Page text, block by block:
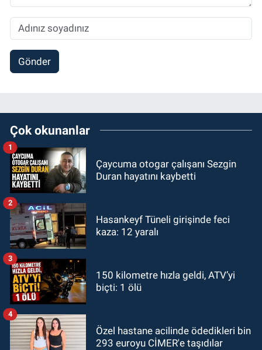
Gönder
Çok okunanlar
Çaycuma otogar çalışanı Sezgin
Duran hayatını kaybetti
1
Hasankeyf Tüneli girişinde feci
kaza: 12 yaralı
2
150 kilometre hızla geldi, ATV’yi
biçti: 1 ölü
3
Özel hastane acilinde ödedikleri bin
293 euroyu CİMER'e taşıdılar
4